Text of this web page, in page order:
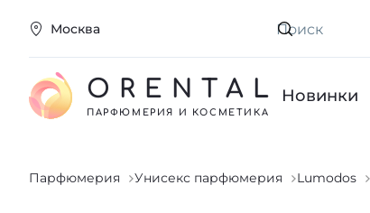
Москва Искать
ORENTAL
ПАРФЮМЕРИЯ И КОСМЕТИКА
Новинки
Парфюмерия Унисекс парфюмерия Lumodos